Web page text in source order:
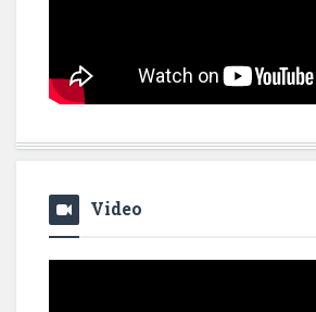
Video